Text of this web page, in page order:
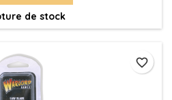
de stock
favorite_border